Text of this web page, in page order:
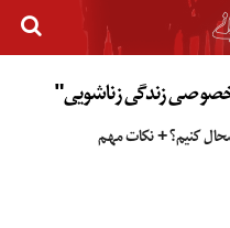
زندگی زناشویی"
کنیم؟ + نکات مهم